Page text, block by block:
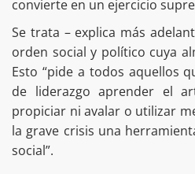
convierte en un ejercicio
Se trata – explica más
orden social y político cuya
Esto “pide a todos aquellos
de liderazgo aprender el
propiciar ni avalar o utilizar
la grave crisis una
social”.